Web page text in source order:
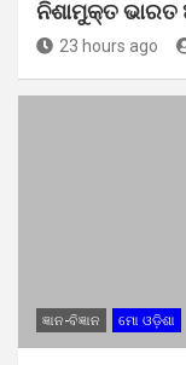
ନିଶାମୁକ୍ତ ଭାରତ
23 hours ago
ଜ୍ଞାନ-ବିଜ୍ଞାନ ମୋ ଓଡ଼ିଶା